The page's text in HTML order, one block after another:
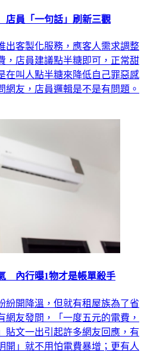
員「一句話」刷新三觀
出客製化服務，應客人需求調整
，店員建議點半糖即可，正常甜
在叫人點半糖來降低自己罪惡感
網友，店員邏輯是不是有問題。
內行曝1物才是帳單殺手
紛開降溫，但就有租屋族為了省
網友發問，「一度五元的電費，
貼文一出引起許多網友回應，有
開」就不用怕電費暴增；更有人